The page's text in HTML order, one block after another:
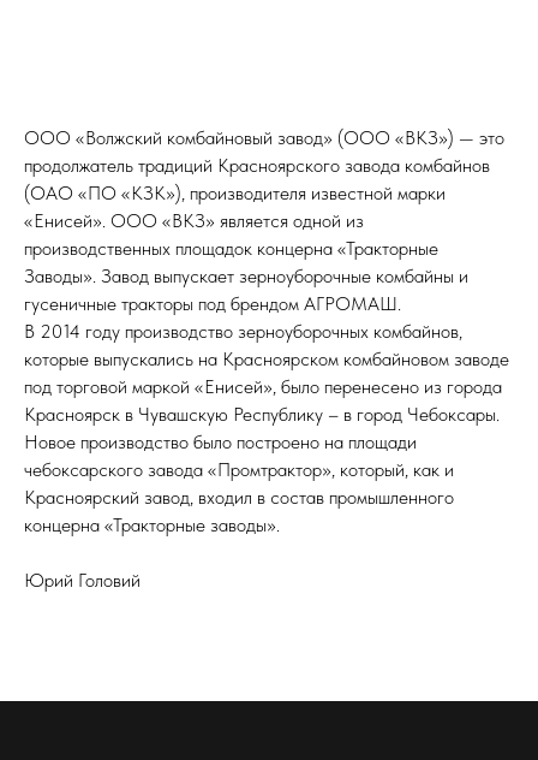
ООО «Волжский комбайновый завод» (ООО «ВКЗ») — это
продолжатель традиций Красноярского завода комбайнов
(ОАО «ПО «КЗК»), производителя известной марки
«Енисей». ООО «ВКЗ» является одной из
производственных площадок концерна «Тракторные
Заводы». Завод выпускает зерноуборочные комбайны и
гусеничные тракторы под брендом АГРОМАШ.
В 2014 году производство зерноуборочных комбайнов,
которые выпускались на Красноярском комбайновом заводе
под торговой маркой «Енисей», было перенесено из города
Красноярск в Чувашскую Республику – в город Чебоксары.
Новое производство было построено на площади
чебоксарского завода «Промтрактор», который, как и
Красноярский завод, входил в состав промышленного
концерна «Тракторные заводы».
Юрий Головий